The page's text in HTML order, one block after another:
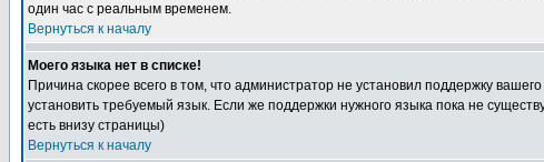
один час с реальным временем.
Вернуться к началу
Моего языка нет в списке!
Причина скорее всего в том, что администратор не установил поддержку
установить требуемый язык. Если же поддержки нужного языка пока не
есть внизу страницы)
Вернуться к началу